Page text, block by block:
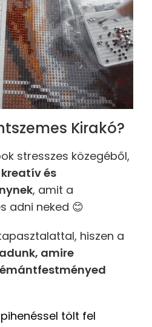
Kirakó?
stresszes közegéből,
és
, amit a
adni neked 😊
hiszen a
amire
tölt fel